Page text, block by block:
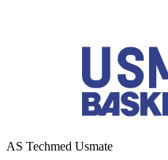
AS Techmed Usmate